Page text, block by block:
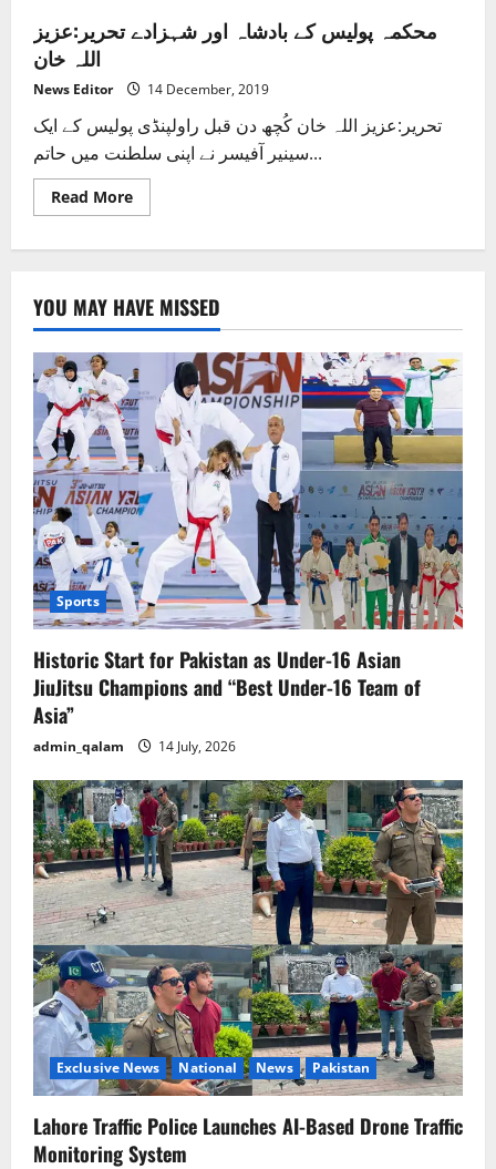
محکمہ پولیس کے بادشاہ اور شہزادے تحریر:عزیز
اللہ خان
News Editor 14 December, 2019
تحریر:عزیز اللہ خان کُچھ دن قبل راولپنڈی پولیس کے ایک
سینیر آفیسر نے اپنی سلطنت میں حاتم...
Read MoreRead
more
اور
شہزادے
تحریر:عزیز
اللہ
خان
YOU MAY HAVE MISSED
Sports
Historic Start for Pakistan as Under-16 Asian
JiuJitsu Champions and “Best Under-16 Team of
Asia”
admin_qalam 14 July, 2026
Exclusive News National News Pakistan
Lahore Traffic Police Launches AI-Based Drone Traffic
Monitoring System